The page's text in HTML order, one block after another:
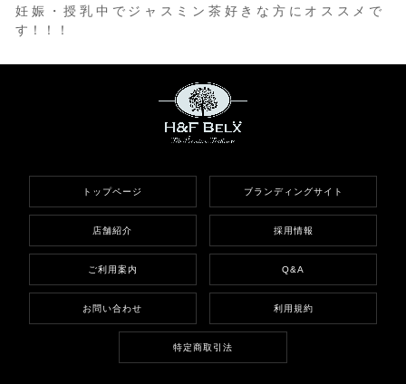
妊娠・授乳中でジャスミン茶好きな方にオススメで
す！！！
トップページ ブランディングサイト
店舗紹介 採用情報
ご利用案内 Q&A
お問い合わせ 利用規約
特定商取引法